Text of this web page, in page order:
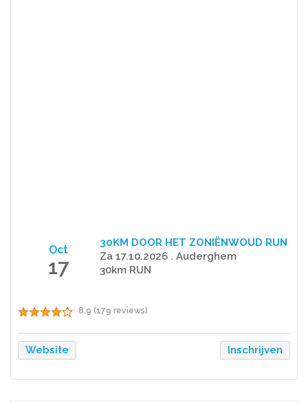
Oct
17
30KM DOOR HET ZONIËNWOUD RUN
Za 17.10.2026 . Auderghem
30km RUN
8.9 (179 reviews)
Website Inschrijven